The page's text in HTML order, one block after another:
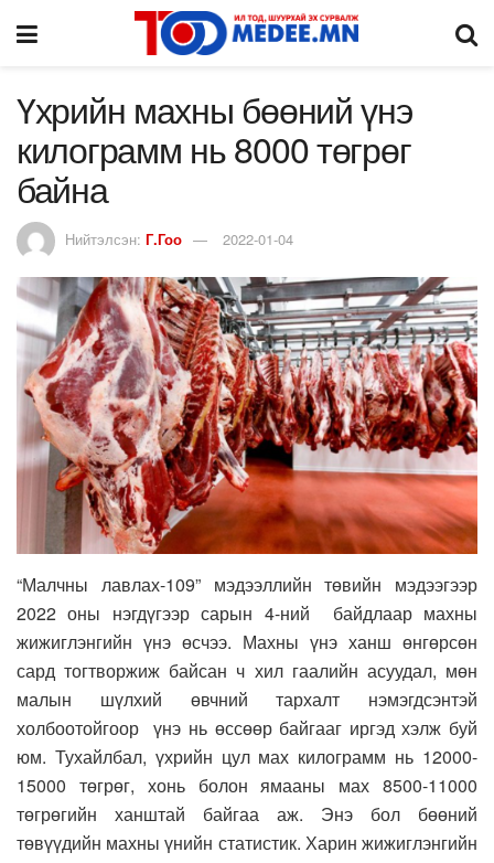
Үхрийн махны бөөний үнэ
килограмм нь 8000 төгрөг
байна
Нийтэлсэн: Г.Гоо 2022-01-04
“Малчны лавлах-109” мэдээллийн төвийн мэдээгээр
2022 оны нэгдүгээр сарын 4-ний байдлаар махны
жижиглэнгийн үнэ өсчээ. Махны үнэ ханш өнгөрсөн
сард тогтворжиж байсан ч хил гаалийн асуудал, мөн
малын шүлхий өвчний тархалт нэмэгдсэнтэй
холбоотойгоор үнэ нь өссөөр байгааг иргэд хэлж буй
юм. Тухайлбал, үхрийн цул мах килограмм нь 12000-
15000 төгрөг, хонь болон ямааны мах 8500-11000
төгрөгийн ханштай байгаа аж. Энэ бол бөөний
төвүүдийн махны үнийн статистик. Харин жижиглэнгийн